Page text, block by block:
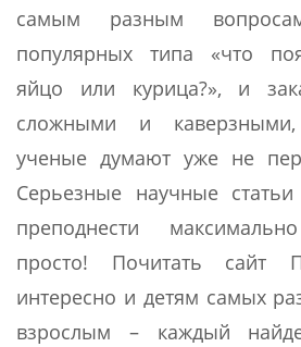
самым разным
популярных типа «что
яйцо или курица?», и
сложными и
ученые думают уже не
Серьезные научные
преподнести
просто! Почитать сайт
интересно и детям самых
взрослым – каждый